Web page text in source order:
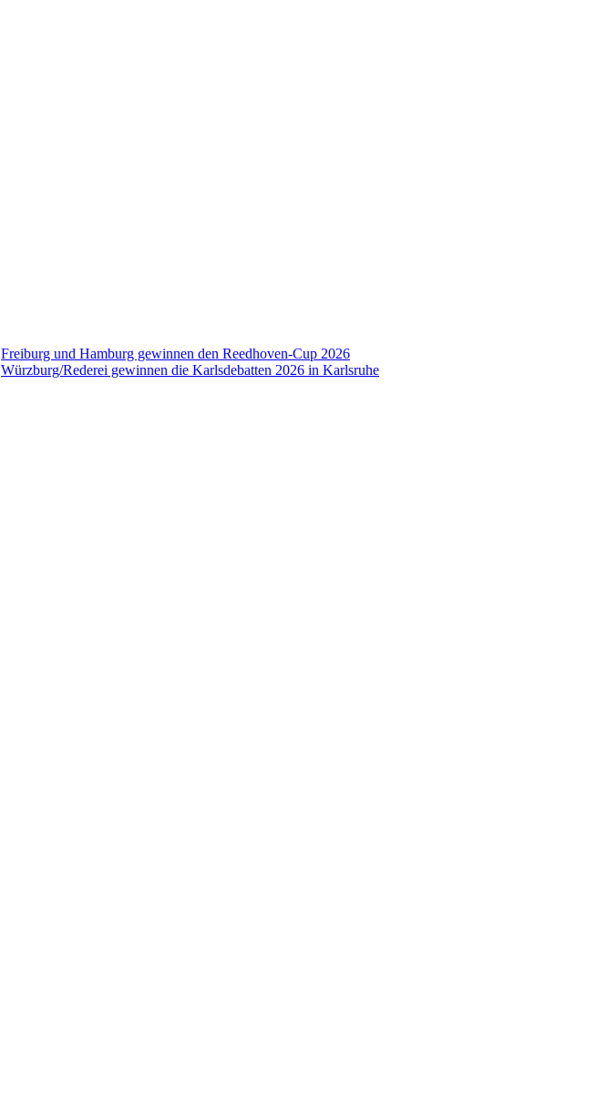
Freiburg und Hamburg gewinnen den Reedhoven-Cup 2026
Würzburg/Rederei gewinnen die Karlsdebatten 2026 in Karlsruhe